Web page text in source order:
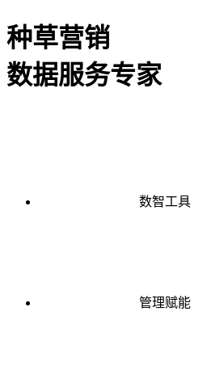
种草营销
数据服务专家
数智工具
管理赋能